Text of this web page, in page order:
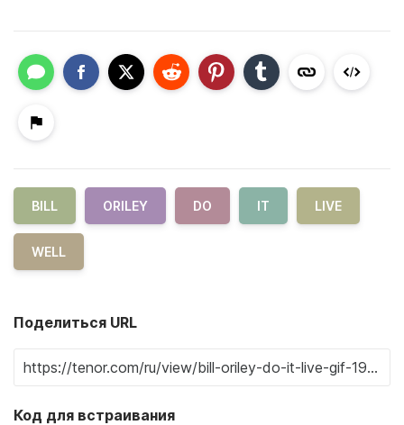
BILL ORILEY DO IT LIVE
WELL
Поделиться URL
Код для встраивания